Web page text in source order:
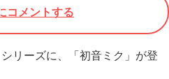
コメントする
リーズに、「初音ミク」が登